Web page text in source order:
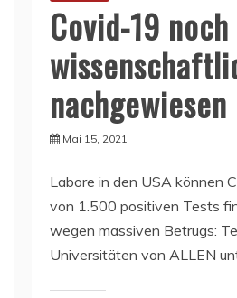
Covid-19
nachgewiesen
Mai 15, 2021
Labore in den USA können
von 1.500 positiven Tests
wegen massiven Betrugs:
Universitäten von ALLEN